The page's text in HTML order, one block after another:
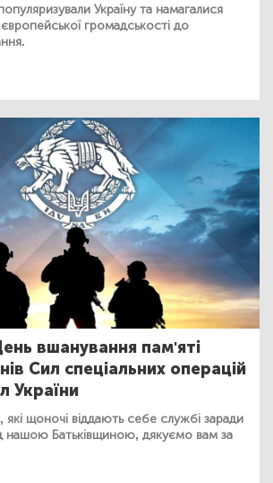
Україну та намагалися
громадськості до
вшанування пам'яті
Сил спеціальних операцій
України
які щоночі віддають себе службі заради
нашою Батьківщиною, дякуємо вам за